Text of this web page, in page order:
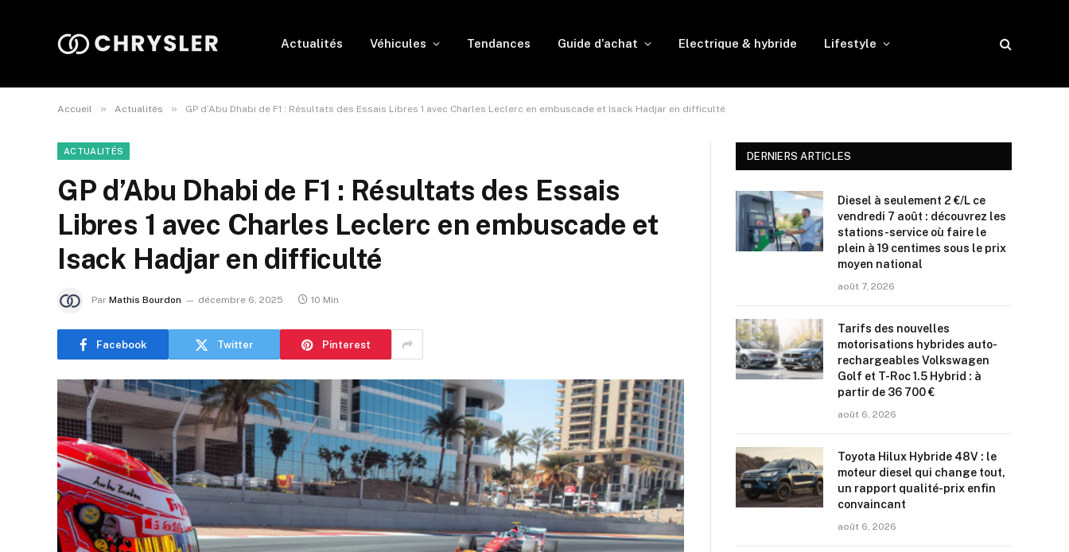
Actualités Véhicules Tendances Guide d’achat Electrique & hybride Lifestyle
Accueil » Actualités » GP d’Abu Dhabi de F1 : Résultats des Essais Libres 1 avec Charles Leclerc en embuscade et Isack Hadjar en difficulté
ACTUALITÉS
GP d’Abu Dhabi de F1 : Résultats des Essais
Libres 1 avec Charles Leclerc en embuscade et
Isack Hadjar en difficulté
Par Mathis Bourdon décembre 6, 2025 10 Min
Facebook Twitter Pinterest
DERNIERS ARTICLES
Diesel à seulement 2 €/L ce
vendredi 7 août : découvrez les
stations-service où faire le
plein à 19 centimes sous le prix
moyen national
août 7, 2026
Tarifs des nouvelles
motorisations hybrides auto-
rechargeables Volkswagen
Golf et T-Roc 1.5 Hybrid : à
partir de 36 700 €
août 6, 2026
Toyota Hilux Hybride 48V : le
moteur diesel qui change tout,
un rapport qualité-prix enfin
convaincant
août 6, 2026